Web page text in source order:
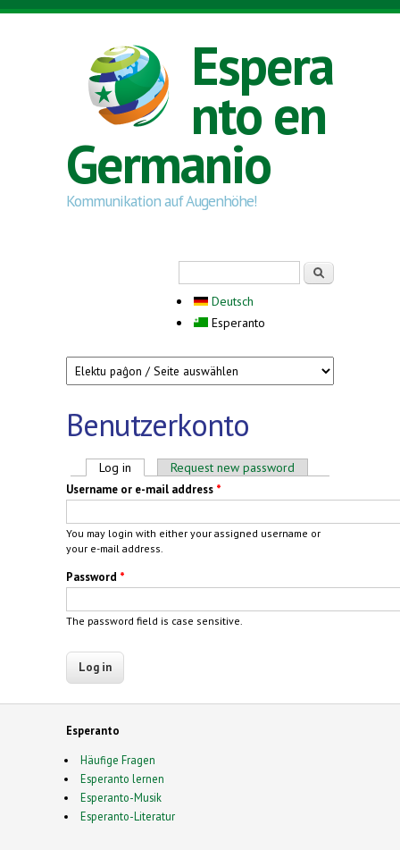
Skip to main content
Espera
nto en
Germanio
Kommunikation auf Augenhöhe!
Deutsch
Esperanto
Benutzerkonto
Primary tabs
Log in (active tab)Request new password
Username or e-mail address *
You may login with either your assigned username or
your e-mail address.
Password *
The password field is case sensitive.
Esperanto
Häufige Fragen
Esperanto lernen
Esperanto-Musik
Esperanto-Literatur